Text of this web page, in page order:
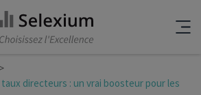
directeurs : un vrai boosteur pour les